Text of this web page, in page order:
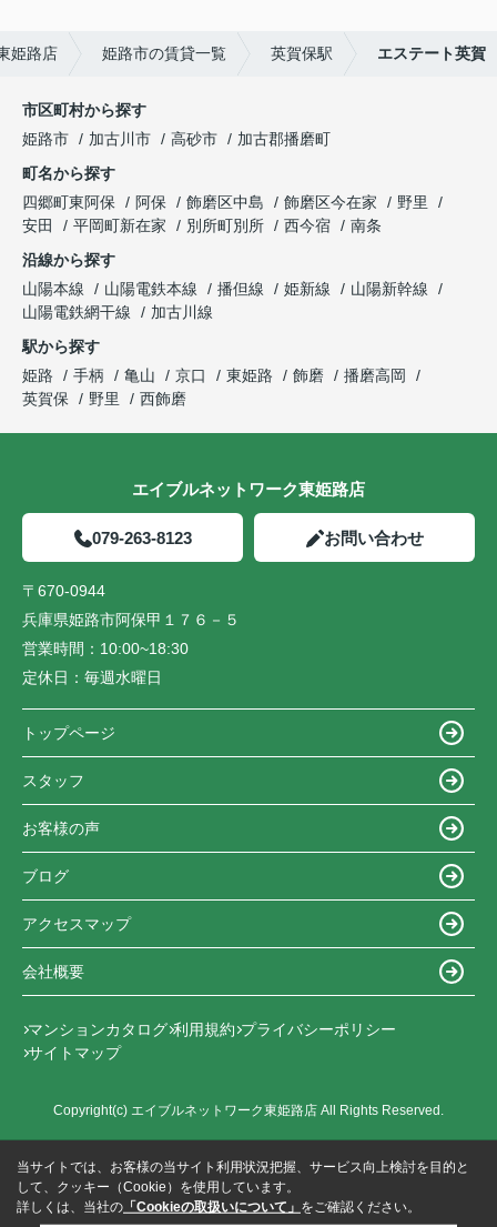
姫路店 姫路市の賃貸一覧 英賀保駅 エステート英賀
市区町村から探す
姫路市
加古川市 高砂市
加古郡播磨町
町名から探す
四郷町東阿保
阿保 飾磨区中島 飾磨区今在家
野里
安田
平岡町新在家 別所町別所 西今宿
南条
沿線から探す
山陽本線
山陽電鉄本線 播但線 姫新線
山陽新幹線
山陽電鉄網干線
加古川線
駅から探す
姫路
手柄 亀山 京口 東姫路 飾磨
播磨高岡
英賀保
野里 西飾磨
エイブルネットワーク東姫路店
079-263-8123 お問い合わせ
〒670-0944
兵庫県姫路市阿保甲１７６－５
営業時間： 10:00~18:30
定休日： 毎週水曜日
トップページ
スタッフ
お客様の声
ブログ
アクセスマップ
会社概要
マンションカタログ 利用規約 プライバシーポリシー
サイトマップ
Copyright(c) エイブルネットワーク東姫路店 All Rights Reserved.
当サイトでは、お客様の当サイト利用状況把握、サービス向上検討を目的と
して、クッキー（Cookie）を使用しています。
詳しくは、当社の 「Cookieの取扱いについて」 をご確認ください。